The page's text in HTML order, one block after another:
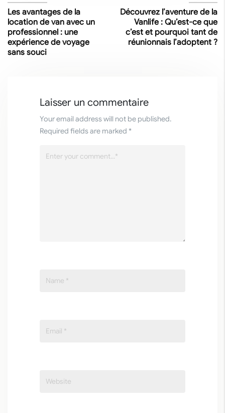
Les avantages de la
location de van avec un
professionnel : une
expérience de voyage
sans souci
Découvrez l’aventure de la
Vanlife : Qu’est-ce que
c’est et pourquoi tant de
réunionnais l’adoptent ?
Laisser un commentaire
Your email address will not be published.
Required fields are marked *